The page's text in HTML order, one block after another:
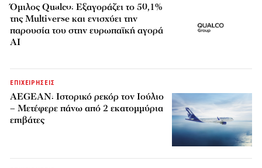
Όμιλος Qualco: Εξαγοράζει το 50,1%
της Multiverse και ενισχύει την
παρουσία του στην ευρωπαϊκή αγορά
AI
ΕΠΙΧΕΙΡΗΣΕΙΣ
AEGEAN: Ιστορικό ρεκόρ τον Ιούλιο
– Μετέφερε πάνω από 2 εκατομμύρια
επιβάτες